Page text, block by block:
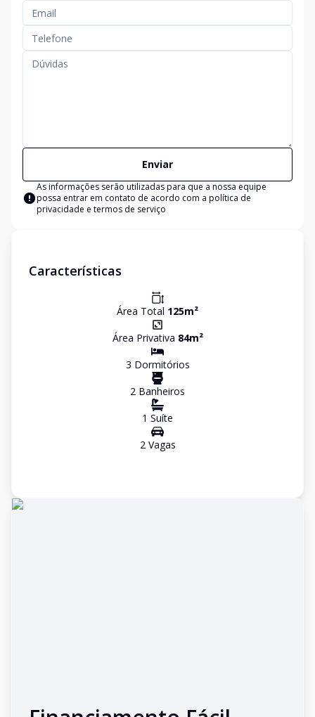
Enviar
As informações serão utilizadas para que a nossa equipe
possa entrar em contato de acordo com a política de
privacidade e termos de serviço
Características
Área Total 125m²
Área Privativa 84m²
3 Dormitórios
2 Banheiros
1 Suíte
2Vagas